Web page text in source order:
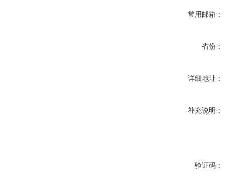
常用邮箱：
省份：
详细地址：
补充说明：
验证码：